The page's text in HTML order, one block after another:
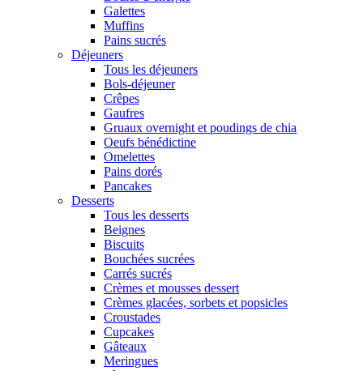
Galettes
Muffins
Pains sucrés
Déjeuners
Tous les déjeuners
Bols-déjeuner
Crêpes
Gaufres
Gruaux overnight et poudings de chia
Oeufs bénédictine
Omelettes
Pains dorés
Pancakes
Desserts
Tous les desserts
Beignes
Biscuits
Bouchées sucrées
Carrés sucrés
Crèmes et mousses dessert
Crèmes glacées, sorbets et popsicles
Croustades
Cupcakes
Gâteaux
Meringues